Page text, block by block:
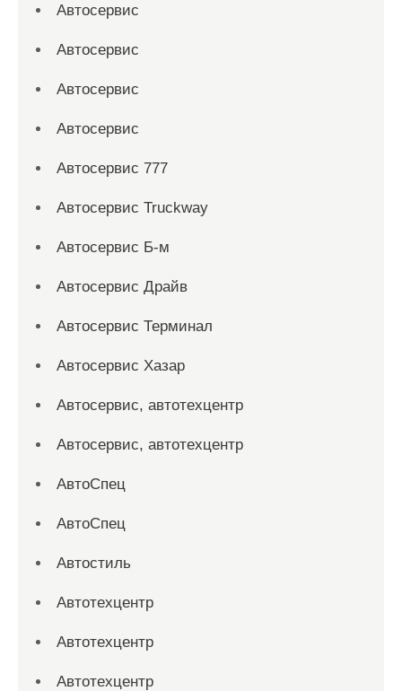
Автосервис
Автосервис
Автосервис
Автосервис
Автосервис 777
Автосервис Truckway
Автосервис Б-м
Автосервис Драйв
Автосервис Терминал
Автосервис Хазар
Автосервис, автотехцентр
Автосервис, автотехцентр
АвтоСпец
АвтоСпец
Автостиль
Автотехцентр
Автотехцентр
Автотехцентр